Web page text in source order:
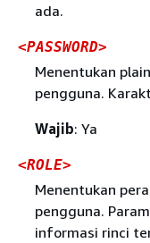
ada.
<PASSWORD>
Menentukan
pengguna.
Wajib: Ya
<ROLE>
Menentukan
pengguna.
informasi rinci